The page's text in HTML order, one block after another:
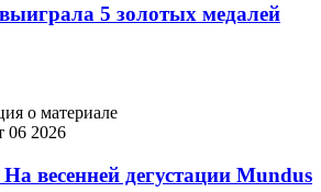
5 золотых медалей
о материале
06 2026
весенней дегустации Mundus